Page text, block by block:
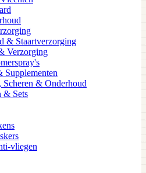
& Staartverzorging
Verzorging
Supplementen
Scheren & Onderhoud
& Sets
vliegen